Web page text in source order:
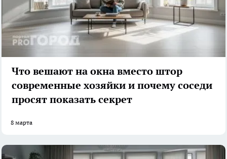
Что вешают на окна вместо штор
современные хозяйки и почему соседи
просят показать секрет
8 марта